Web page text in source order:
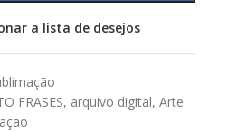
a lista de desejos
FRASES, arquivo digital, Arte